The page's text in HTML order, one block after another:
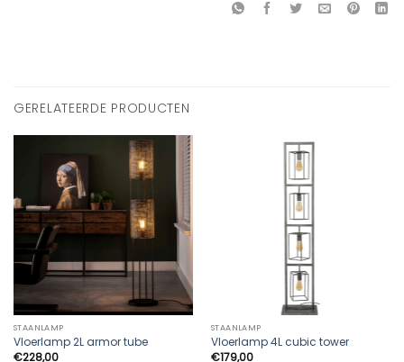
GERELATEERDE PRODUCTEN
STAANLAMP
Vloerlamp 2L armor tube
€228,00
STAANLAMP
Vloerlamp 4L cubic tower
€179,00